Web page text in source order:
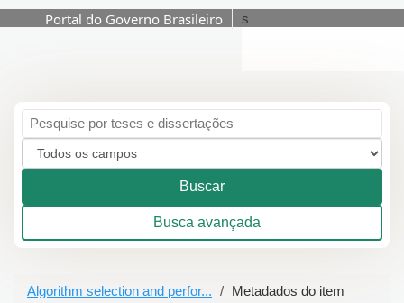
Portal do Governo Brasileiro
s
Buscar
Busca avançada
Algorithm selection and perfor... Metadados do item